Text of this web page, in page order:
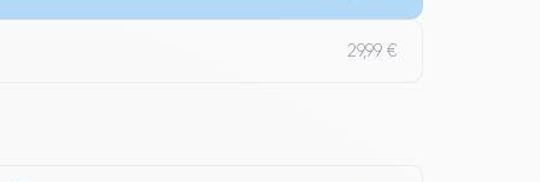
29,99 €